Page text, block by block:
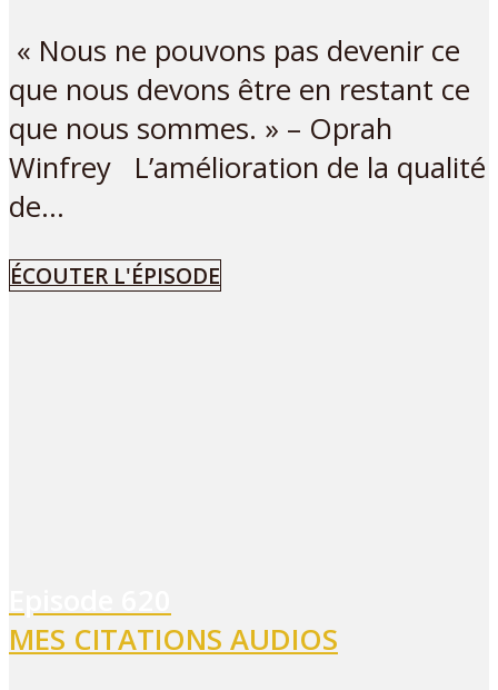
« Nous ne pouvons pas devenir ce
que nous devons être en restant ce
que nous sommes. » – Oprah
Winfrey L’amélioration de la qualité
de...
ÉCOUTER L'ÉPISODE
MES CITATIONS AUDIOS